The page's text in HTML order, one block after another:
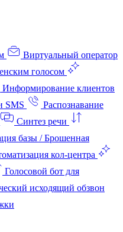
Виртуальный оператор
голосом
Информирование клиентов
SMS
Распознавание
Синтез речи
базы / Брошенная
кол‑центра
Голосовой бот для
исходящий обзвон